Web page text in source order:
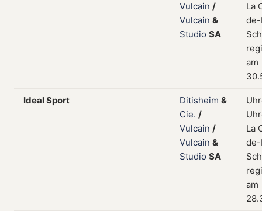
Vulcain /
Vulcain &
Studio SA
La
de-
am
Ideal Sport Ditisheim &
Cie. /
Vulcain /
Vulcain &
Studio SA
La
de-
am